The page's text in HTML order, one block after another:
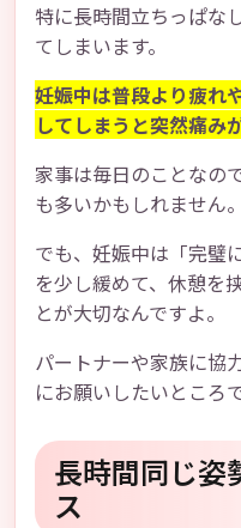
特に長時間立ちっぱな
てしまいます。
妊娠中は普段より疲れ
してしまうと突然痛み
家事は毎日のことなの
も多いかもしれません。
でも、妊娠中は「完璧
を少し緩めて、休憩を
とが大切なんですよ。
パートナーや家族に協
にお願いしたいところ
長時間同じ姿
ス